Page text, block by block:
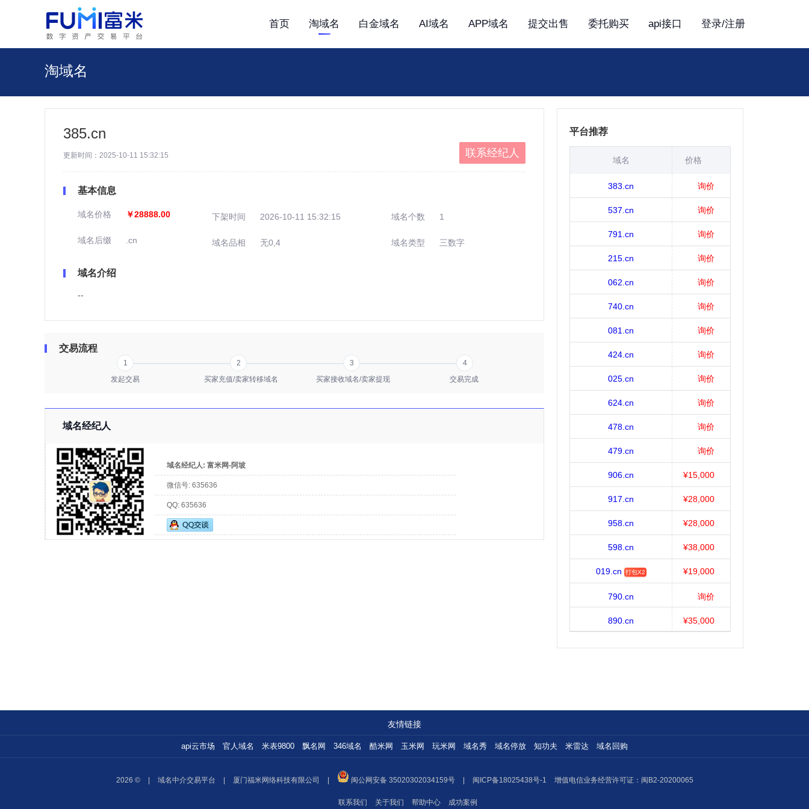
首页 淘域名 白金域名 AI域名 APP域名 提交出售 委托购买 api接口 登录/注册
淘域名
385.cn
更新时间：2025-10-11 15:32:15 联系经纪人
基本信息
域名价格 ￥28888.00 下架时间 2026-10-11 15:32:15 域名个数 1
域名后缀 .cn 域名品相 无0,4 域名类型 三数字
域名介绍
--
交易流程
1 2 3
4
发起交易
买家充值/卖家转移域名 买家接收域名/卖家提现 交易完成
域名经纪人
域名经纪人: 富米网-阿坡
微信号: 635636
QQ: 635636
平台推荐
域名 价格
383.cn 询价
537.cn 询价
791.cn 询价
215.cn 询价
062.cn 询价
740.cn 询价
081.cn 询价
424.cn 询价
025.cn 询价
624.cn 询价
478.cn 询价
479.cn 询价
906.cn ¥15,000
917.cn ¥28,000
958.cn ¥28,000
598.cn ¥38,000
019.cn 打包X2 ¥19,000
790.cn 询价
890.cn ¥35,000
友情链接
api云市场 官人域名 米表9800 飘名网 346域名 酷米网 玉米网 玩米网 域名秀 域名停放 知功夫 米雷达 域名回购
2026 © 域名中介交易平台 厦门福米网络科技有限公司 闽公网安备 35020302034159号 闽ICP备18025438号-1 增值电信业务经营许可证：闽B2-20200065
联系我们 关于我们 帮助中心 成功案例